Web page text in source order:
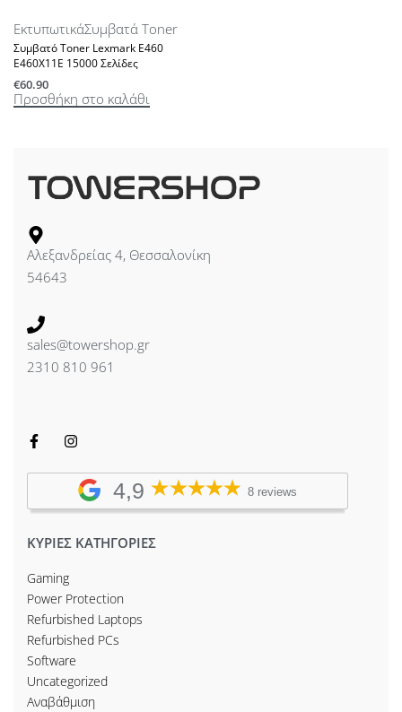
ΕκτυπωτικάΣυμβατά Toner
Συμβατό Toner Lexmark E460
E460X11E 15000 Σελίδες
€60.90
Προσθήκη στο καλάθι
Αλεξανδρείας 4, Θεσσαλονίκη
54643
sales@towershop.gr
2310 810 961
4,9 8 reviews
ΚΥΡΙΕΣ ΚΑΤΗΓΟΡΙΕΣ
Gaming
Power Protection
Refurbished Laptops
Refurbished PCs
Software
Uncategorized
Αναβάθμιση